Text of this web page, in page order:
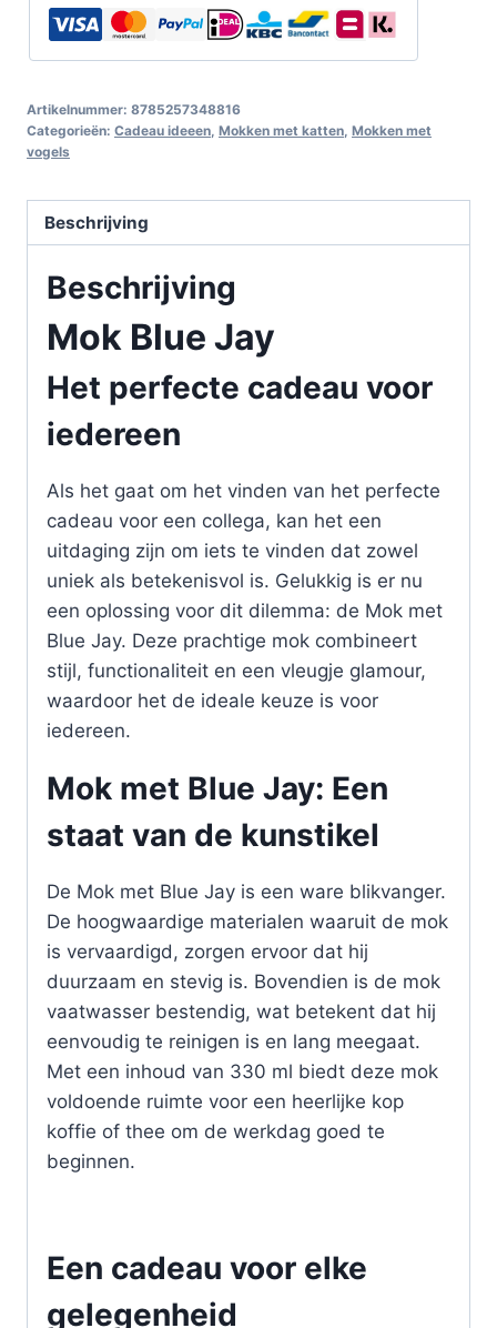
Artikelnummer: 8785257348816
Categorieën: Cadeau ideeen Mokken met katten Mokken met
vogels
Beschrijving
Beschrijving
Mok Blue Jay
Het perfecte cadeau voor
iedereen
Als het gaat om het vinden van het perfecte
cadeau voor een collega, kan het een
uitdaging zijn om iets te vinden dat zowel
uniek als betekenisvol is. Gelukkig is er nu
een oplossing voor dit dilemma: de Mok met
Blue Jay. Deze prachtige mok combineert
stijl, functionaliteit en een vleugje glamour,
waardoor het de ideale keuze is voor
iedereen.
Mok met Blue Jay: Een
staat van de kunstikel
De Mok met Blue Jay is een ware blikvanger.
De hoogwaardige materialen waaruit de mok
is vervaardigd, zorgen ervoor dat hij
duurzaam en stevig is. Bovendien is de mok
vaatwasser bestendig, wat betekent dat hij
eenvoudig te reinigen is en lang meegaat.
Met een inhoud van 330 ml biedt deze mok
voldoende ruimte voor een heerlijke kop
koffie of thee om de werkdag goed te
beginnen.
Een cadeau voor elke
gelegenheid